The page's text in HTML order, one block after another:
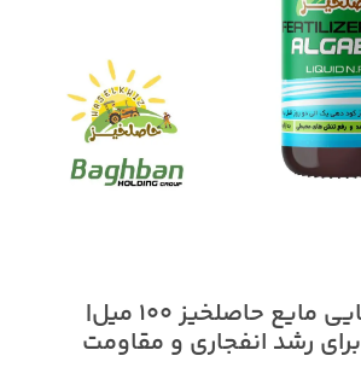
کود جلبک دریایی مایع حاصلخیز 100 میل|
رشد انفجاری و مقاومت